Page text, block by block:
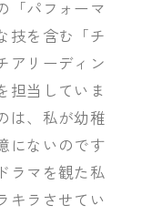
「パフォーマ
技を含む「チ
アリーディン
担当していま
は、私が幼稚
にないのです
ラマを観た私
キラさせてい